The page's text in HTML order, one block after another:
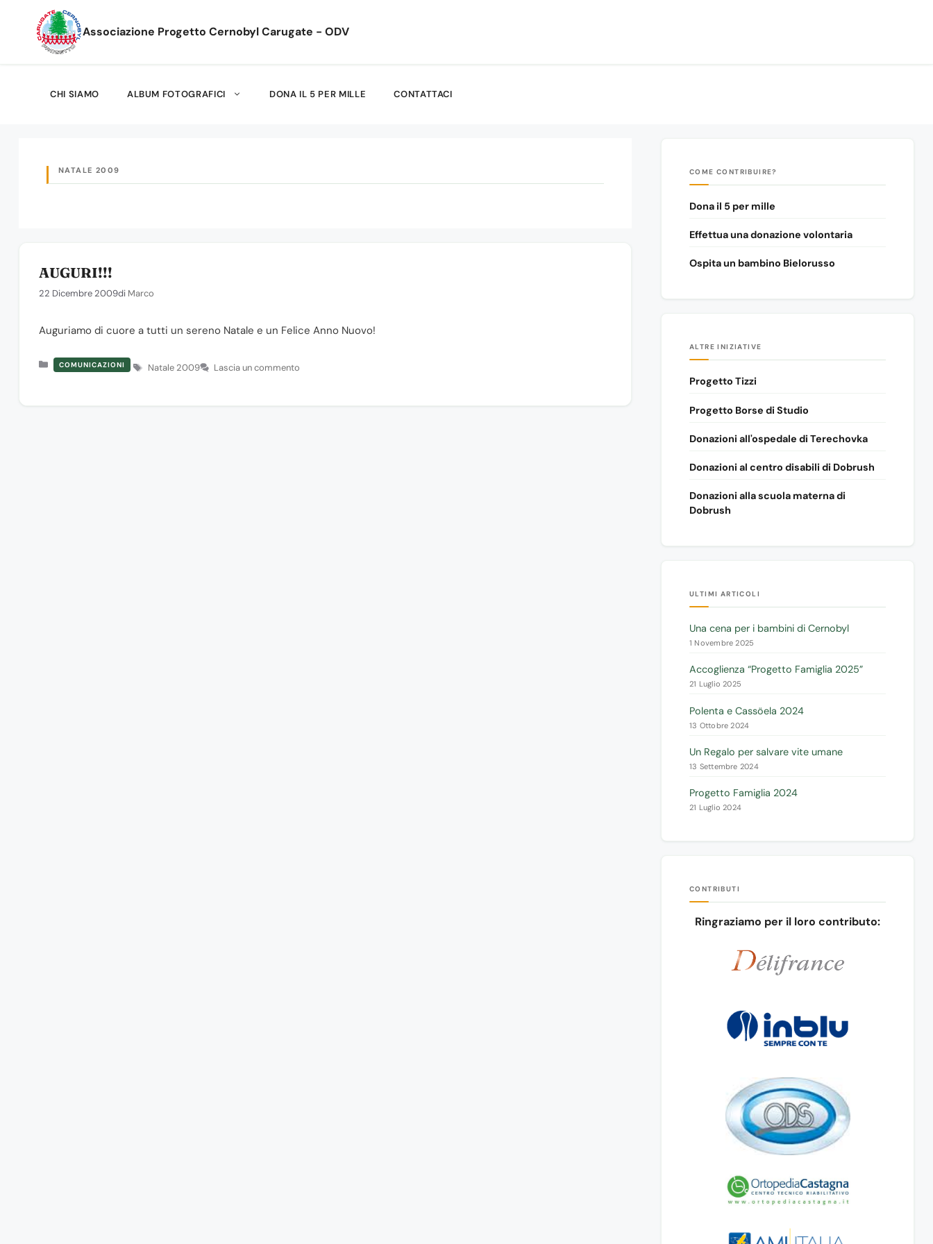
contenuto
Associazione Progetto Cernobyl Carugate - ODV
CHI SIAMO ALBUM FOTOGRAFICI DONA IL 5 PER MILLE CONTATTACI
NATALE 2009
AUGURI!!!
22 Dicembre 2009di Marco
Auguriamo di cuore a tutti un sereno Natale e un Felice Anno Nuovo!
Categorie
COMUNICAZIONI Tag
Natale 2009 Lascia un commento
COME CONTRIBUIRE?
Dona il 5 per mille
Effettua una donazione volontaria
Ospita un bambino Bielorusso
ALTRE INIZIATIVE
Progetto Tizzi
Progetto Borse di Studio
Donazioni all'ospedale di Terechovka
Donazioni al centro disabili di Dobrush
Donazioni alla scuola materna di
Dobrush
ULTIMI ARTICOLI
Una cena per i bambini di Cernobyl
1 Novembre 2025
Accoglienza “Progetto Famiglia 2025”
21 Luglio 2025
Polenta e Cassöela 2024
13 Ottobre 2024
Un Regalo per salvare vite umane
13 Settembre 2024
Progetto Famiglia 2024
21 Luglio 2024
CONTRIBUTI
Ringraziamo per il loro contributo: